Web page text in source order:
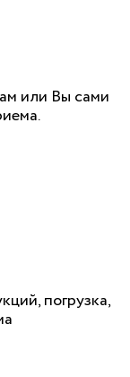
или Вы сами
погрузка,